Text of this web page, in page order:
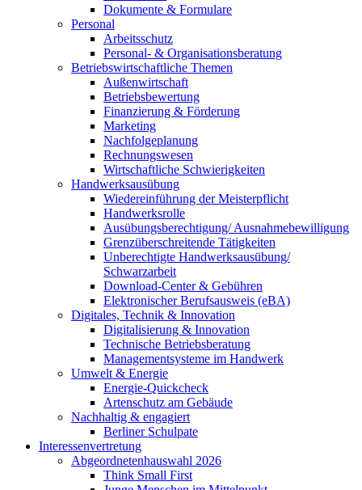
Dokumente & Formulare
Personal
Arbeitsschutz
Personal- & Organisationsberatung
Betriebswirtschaftliche Themen
Außenwirtschaft
Betriebsbewertung
Finanzierung & Förderung
Marketing
Nachfolgeplanung
Rechnungswesen
Wirtschaftliche Schwierigkeiten
Handwerksausübung
Wiedereinführung der Meisterpflicht
Handwerksrolle
Ausübungsberechtigung/ Ausnahmebewilligung
Grenzüberschreitende Tätigkeiten
Unberechtigte Handwerksausübung/
Schwarzarbeit
Download-Center & Gebühren
Elektronischer Berufsausweis (eBA)
Digitales, Technik & Innovation
Digitalisierung & Innovation
Technische Betriebsberatung
Managementsysteme im Handwerk
Umwelt & Energie
Energie-Quickcheck
Artenschutz am Gebäude
Nachhaltig & engagiert
Berliner Schulpate
Interessenvertretung
Abgeordnetenhauswahl 2026
Think Small First